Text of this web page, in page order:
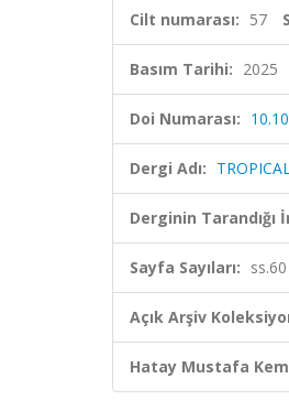
Cilt numarası: 57
Basım Tarihi: 2025
Doi Numarası:
Dergi Adı:
Derginin Tarandığı
Sayfa Sayıları: ss.60
Açık Arşiv
Hatay Mustafa